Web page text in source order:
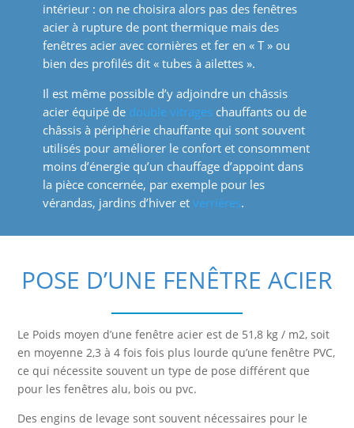
intérieur : on ne choisira alors pas des fenêtres
acier à rupture de pont thermique mais des
fenêtres acier avec cornières et fer en « T » ou
bien des profilés dit « tubes à ailettes ».
Il est même possible d’y adjoindre un châssis
acier équipé de double vitrages chauffants ou de
châssis à périphérie chauffante qui sont souvent
utilisés pour améliorer le confort et consomment
moins d’énergie qu’un chauffage d’appoint dans
la pièce concernée, par exemple pour les
vérandas, jardins d’hiver et verrières.
POSE D’UNE FENÊTRE ACIER
Le Poids moyen d’une fenêtre acier est de 51,8 kg / m2, soit
en moyenne 2,3 à 4 fois fois plus lourde qu’une fenêtre PVC,
ce qui nécessite souvent un type de pose différent que
pour les fenêtres alu, bois ou pvc.
Des engins de levage sont souvent nécessaires pour le